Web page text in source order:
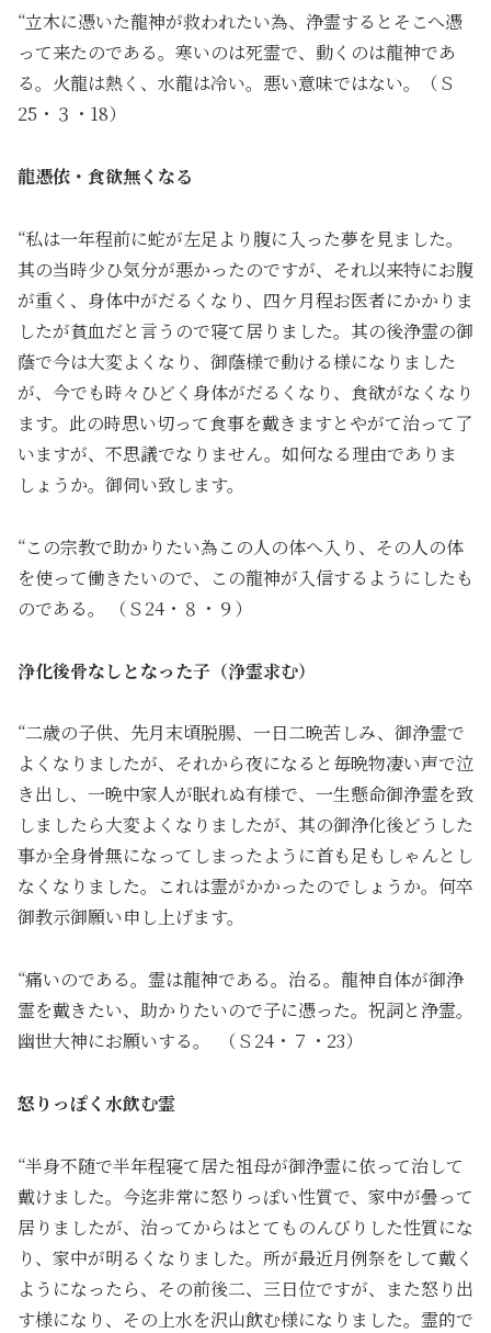
“立木に憑いた龍神が救われたい為、浄霊するとそこへ憑
って来たのである。寒いのは死霊で、動くのは龍神であ
る。火龍は熱く、水龍は冷い。悪い意味ではない。（Ｓ
25・３・18）
龍憑依・食欲無くなる
“私は一年程前に蛇が左足より腹に入った夢を見ました。
其の当時少ひ気分が悪かったのですが、それ以来特にお腹
が重く、身体中がだるくなり、四ケ月程お医者にかかりま
したが貧血だと言うので寝て居りました。其の後浄霊の御
蔭で今は大変よくなり、御蔭様で動ける様になりました
が、今でも時々ひどく身体がだるくなり、食欲がなくなり
ます。此の時思い切って食事を戴きますとやがて治って了
いますが、不思議でなりません。如何なる理由でありま
しょうか。御伺い致します。
“この宗教で助かりたい為この人の体へ入り、その人の体
を使って働きたいので、この龍神が入信するようにしたも
のである。 （Ｓ24・８・９）
浄化後骨なしとなった子（浄霊求む）
“二歳の子供、先月末頃脱腸、一日二晩苦しみ、御浄霊で
よくなりましたが、それから夜になると毎晩物凄い声で泣
き出し、一晩中家人が眠れぬ有様で、一生懸命御浄霊を致
しましたら大変よくなりましたが、其の御浄化後どうした
事か全身骨無になってしまったように首も足もしゃんとし
なくなりました。これは霊がかかったのでしょうか。何卒
御教示御願い申し上げます。
“痛いのである。霊は龍神である。治る。龍神自体が御浄
霊を戴きたい、助かりたいので子に憑った。祝詞と浄霊。
幽世大神にお願いする。 （Ｓ24・７・23）
怒りっぽく水飲む霊
“半身不随で半年程寝て居た祖母が御浄霊に依って治して
戴けました。今迄非常に怒りっぽい性質で、家中が曇って
居りましたが、治ってからはとてものんびりした性質にな
り、家中が明るくなりました。所が最近月例祭をして戴く
ようになったら、その前後二、三日位ですが、また怒り出
す様になり、その上水を沢山飲む様になりました。霊的で